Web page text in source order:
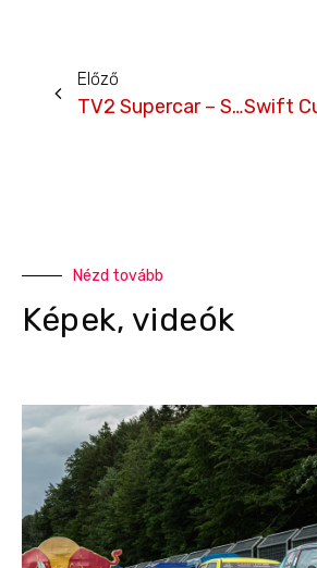
Előző
TV2 Supercar – Swift Cup Europe 2020 – Salzburgring
Nézd tovább
Képek, videók